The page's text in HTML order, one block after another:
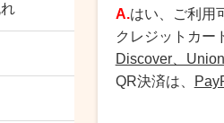
A.はい、ご利用
クレジットカー
Discover、
QR決済は、